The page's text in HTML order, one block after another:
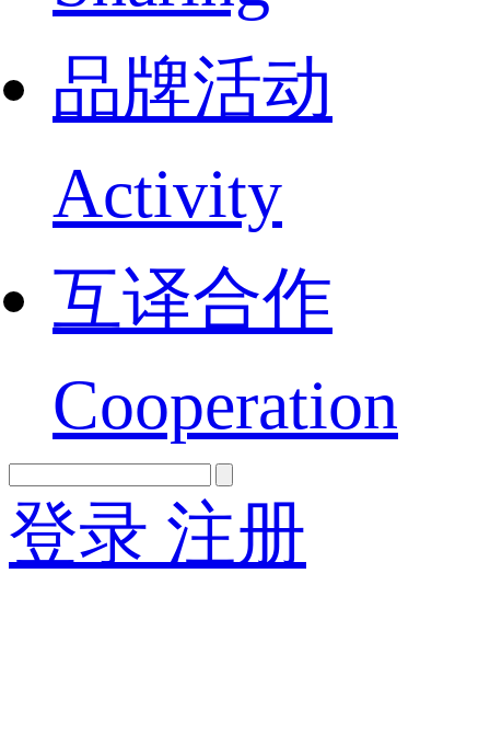
品牌活动
Activity
互译合作
Cooperation
登录 注册